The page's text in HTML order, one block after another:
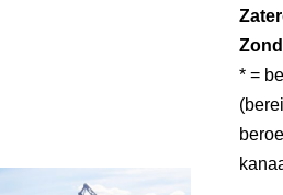
* =